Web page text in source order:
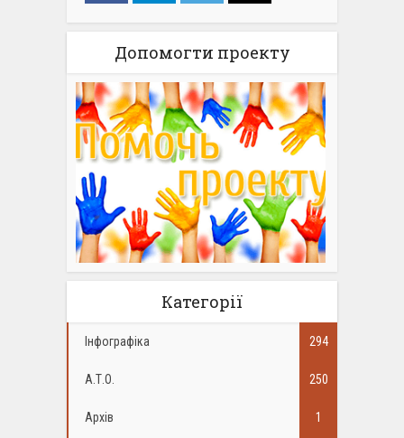
Допомогти проекту
Категорії
Інфографіка 294
А.Т.О. 250
Архів 1